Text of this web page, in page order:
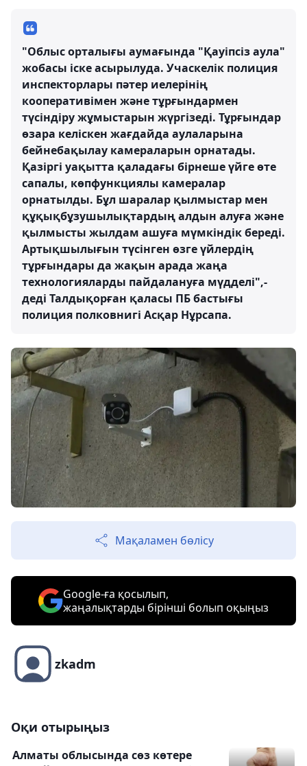
"Облыс орталығы аумағында "Қауіпсіз аула"
жобасы іске асырылуда. Учаскелік полиция
инспекторлары пәтер иелерінің
кооперативімен және тұрғындармен
түсіндіру жұмыстарын жүргізеді. Тұрғындар
өзара келіскен жағдайда аулаларына
бейнебақылау камераларын орнатады.
Қазіргі уақытта қаладағы бірнеше үйге өте
сапалы, көпфункциялы камералар
орнатылды. Бұл шаралар қылмыстар мен
құқықбұзушылықтардың алдын алуға және
қылмысты жылдам ашуға мүмкіндік береді.
Артықшылығын түсінген өзге үйлердің
тұрғындары да жақын арада жаңа
технологияларды пайдалануға мүдделі",-
деді Талдықорған қаласы ПБ бастығы
полиция полковнигі Асқар Нұрсапа.
Мақаламен бөлісу
Google-ға қосылып,
жаңалықтарды бірінші болып оқыңыз
zkadm
Оқи отырыңыз
Алматы облысында сөз көтере